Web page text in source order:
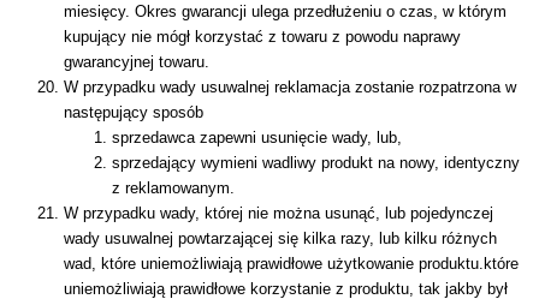
miesięcy. Okres gwarancji ulega przedłużeniu o czas, w którym
kupujący nie mógł korzystać z towaru z powodu naprawy
gwarancyjnej towaru.
W przypadku wady usuwalnej reklamacja zostanie rozpatrzona w
następujący sposób
sprzedawca zapewni usunięcie wady, lub,
sprzedający wymieni wadliwy produkt na nowy, identyczny
z reklamowanym.
W przypadku wady, której nie można usunąć, lub pojedynczej
wady usuwalnej powtarzającej się kilka razy, lub kilku różnych
wad, które uniemożliwiają prawidłowe użytkowanie produktu.które
uniemożliwiają prawidłowe korzystanie z produktu, tak jakby był